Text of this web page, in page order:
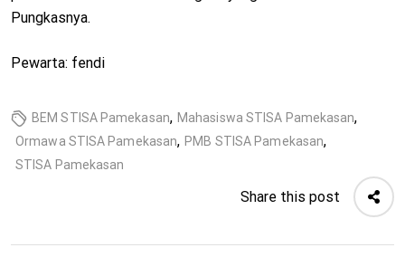
Pungkasnya.
Pewarta: fendi
BEM STISA Pamekasan, Mahasiswa STISA Pamekasan,
Ormawa STISA Pamekasan, PMB STISA Pamekasan,
STISA Pamekasan
Share this post